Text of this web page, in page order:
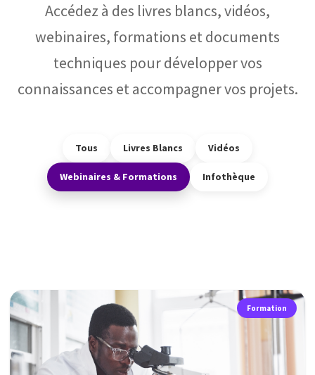
Accédez à des livres blancs, vidéos,
webinaires, formations et documents
techniques pour développer vos
connaissances et accompagner vos projets.
Tous Livres Blancs Vidéos
Webinaires & Formations Infothèque
Formation